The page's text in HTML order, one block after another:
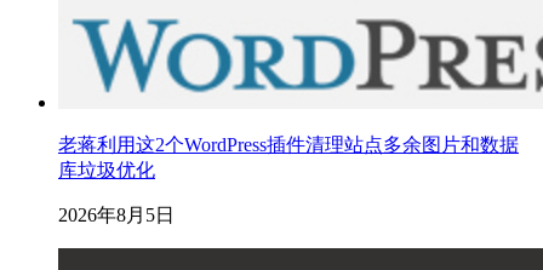
老蒋利用这2个WordPress插件清理站点多余图片和数据
库垃圾优化
2026年8月5日